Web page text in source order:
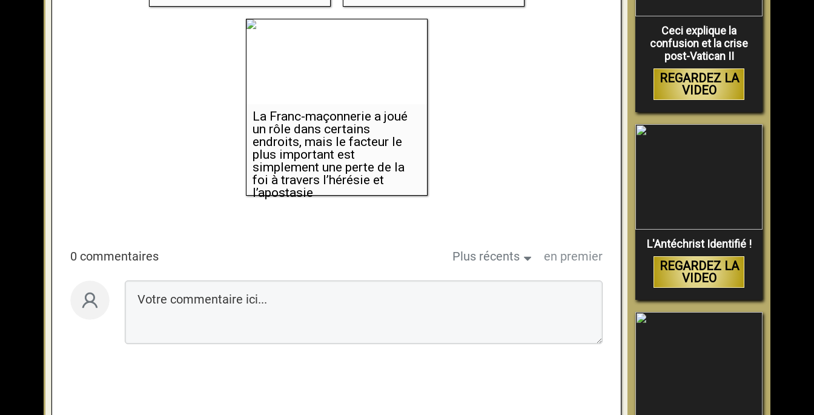
La Franc-maçonnerie a joué
un rôle dans certains
endroits, mais le facteur le
plus important est
simplement une perte de la
foi à travers l’hérésie et
l’apostasie
0 commentaires Plus récents en premier
Ceci explique la
confusion et la crise
post-Vatican II
REGARDEZ LA
VIDEO
L'Antéchrist Identifié !
REGARDEZ LA
VIDEO